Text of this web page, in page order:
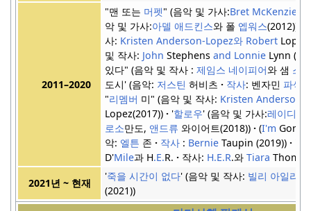
2011–2020
"맨 또는 머펫" 음악 및 가사:Bret McKenzie
악 및 가사:아델 애드킨스와 폴 엡워스(2012)
사: Kristen Anderson-Lopez와 Robert
및 작사: John Stephens and LonnieLynn
있다" 음악 및 작사 : 제임스 네이피어와 샘 스
도시' 음악: 저스틴 허비츠 작사: 벤자민 파섹
"리멤버 미" 음악 및 작사: Kristen Anderson-
Lopez(2017)
'할로우' 음악 및 가사:레이디
로소만도, 앤드류 와이어트(2018) (I'm
악: 엘튼 존 작사: BernieTaupin (2019)
D'Mile과 H.E.R. 작사: H.E.R.와Tiara
2021년 ~ 현재
'죽을 시간이 없다' 음악 및 작사: 빌리 아일리쉬
(2021)